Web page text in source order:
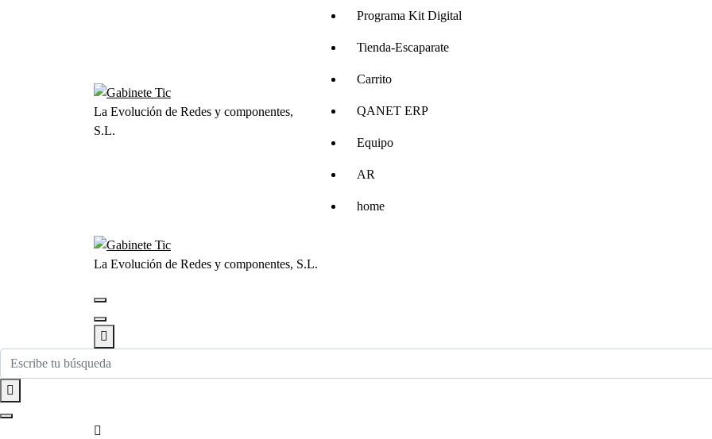
La Evolución de Redes y componentes,
S.L.
Programa Kit Digital
Tienda-Escaparate
Carrito
QANET ERP
Equipo
AR
home
La Evolución de Redes y componentes, S.L.